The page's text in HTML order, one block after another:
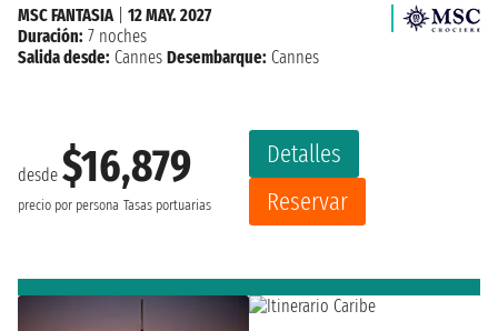
desde $16,879
precio por persona Tasas portuarias
Detalles
Reservar
MSC FANTASIA| 12 MAY. 2027
Duración: 7 noches
Salida desde: Cannes Desembarque: Cannes